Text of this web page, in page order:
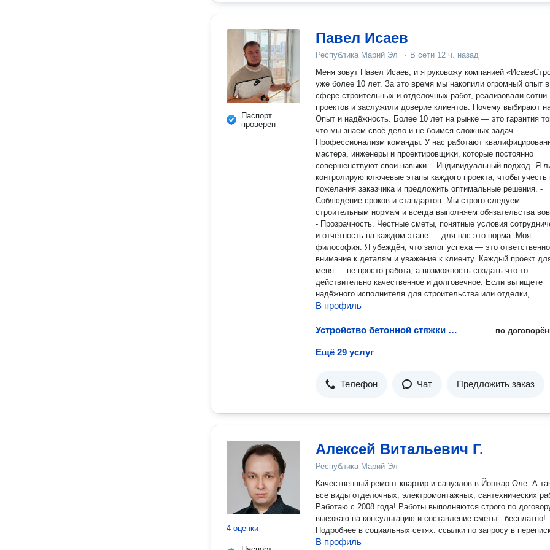
Паспорт
проверен
Павел Исаев
Республика Марий Эл · В сети 12 ч. назад
Меня зовут Павел Исаев, и я руковожу компанией
уже более 10 лет. За это время мы накопили огромный опыт в
сфере строительных и отделочных работ, реализовали сотни
проектов и заслужили доверие клиентов. Почему выбирают нас. -
Опыт и надёжность. Более 10 лет на рынке — это гарантия
что мы знаем своё дело и не боимся сложных задач. -
Профессионализм команды. У нас работают
мастера, инженеры и проектировщики, которые постоянно
совершенствуют свои навыки. - Индивидуальный подход. Я
контролирую ключевые этапы каждого проекта, чтобы учесть
пожелания заказчика и предложить оптимальные решения. -
Соблюдение сроков и стандартов. Мы строго следуем
строительным нормам и всегда выполняем обязательства
- Прозрачность. Честные сметы, понятные условия
и отчётность на каждом этапе — для нас это норма. Моя
философия. Я убеждён, что залог успеха — это ответственность,
внимание к деталям и уважение к клиенту. Каждый проект
меня — не просто работа, а возможность создать что-то
действительно качественное и долговечное. Если вы ищете
надёжного исполнителя для строительства или отделки,
«ИсаевСтрой12» — ваш лучший выбор. Давайте строить
В профиль
Устройство бетонной стяжки пола по
Ещё 29 услуг
Телефон Чат Предложить заказ
4 оценки
Алексей Витальевич Г.
Республика Марий Эл
Качественный ремонт квартир и санузлов в Йошкар-Оле. А
все виды отделочных, электромонтажных, сантехнических
Работаю с 2008 года! Работы выполняются строго по
выезжаю на консультацию и составление сметы - бесплатно!
Подробнее в социальных сетях. ссылки по запросу в
В профиль